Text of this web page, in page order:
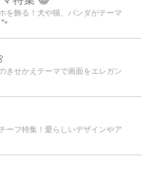
を飾る！犬や猫、パンダがテーマ
きせかえテーマで画面をエレガン
ーフ特集！愛らしいデザインやア